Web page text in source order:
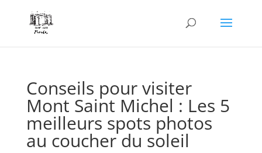
Conseils pour visiter
Mont Saint Michel : Les 5
meilleurs spots photos
au coucher du soleil